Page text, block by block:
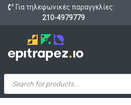
Για τηλεφωνικές παραγγελίες:
210-4979779
Products
search